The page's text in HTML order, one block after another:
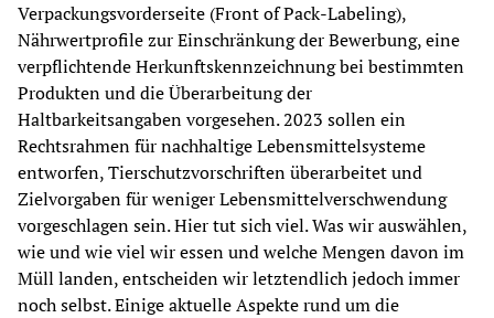
Verpackungsvorderseite (Front of Pack-Labeling),
Nährwertprofile zur Einschränkung der Bewerbung, eine
verpflichtende Herkunftskennzeichnung bei bestimmten
Produkten und die Überarbeitung der
Haltbarkeitsangaben vorgesehen. 2023 sollen ein
Rechtsrahmen für nachhaltige Lebensmittelsysteme
entworfen, Tierschutzvorschriften überarbeitet und
Zielvorgaben für weniger Lebensmittelverschwendung
vorgeschlagen sein. Hier tut sich viel. Was wir auswählen,
wie und wie viel wir essen und welche Mengen davon im
Müll landen, entscheiden wir letztendlich jedoch immer
noch selbst. Einige aktuelle Aspekte rund um die